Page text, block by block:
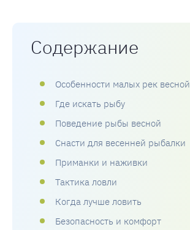
Содержание
Особенности малых рек весной
Где искать рыбу
Поведение рыбы весной
Снасти для весенней рыбалки
Приманки и наживки
Тактика ловли
Когда лучше ловить
Безопасность и комфорт